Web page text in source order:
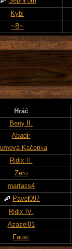
Kybl
~B~
Hráč
Beny II.
Abadir
Kačenka
Ridix II.
Zero
martass4
Pavel097
Ridix IV.
Azazel01
Faust